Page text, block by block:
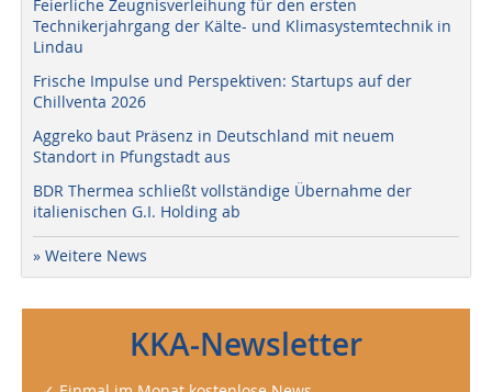
Feierliche Zeugnisverleihung für den ersten
Technikerjahrgang der Kälte- und Klimasystemtechnik in
Lindau
Frische Impulse und Perspektiven: Startups auf der
Chillventa 2026
Aggreko baut Präsenz in Deutschland mit neuem
Standort in Pfungstadt aus
BDR Thermea schließt vollständige Übernahme der
italienischen G.I. Holding ab
» Weitere News
KKA-Newsletter